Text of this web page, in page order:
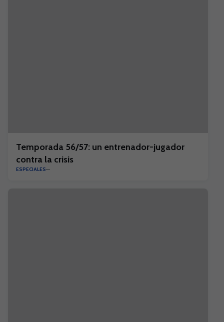
Temporada 56/57: un entrenador-jugador
contra la crisis
ESPECIALES